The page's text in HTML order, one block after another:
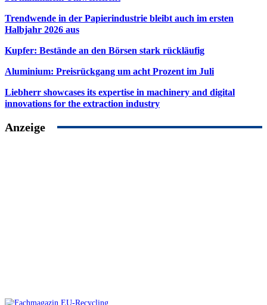
Trendwende in der Papierindustrie bleibt auch im ersten
Halbjahr 2026 aus
Kupfer: Bestände an den Börsen stark rückläufig
Aluminium: Preisrückgang um acht Prozent im Juli
Liebherr showcases its expertise in machinery and digital
innovations for the extraction industry
Anzeige